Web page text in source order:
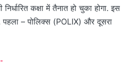
कक्षा में तैनात हो चुका होगा. इस
– पोलिक्स (POLIX) और दूसरा